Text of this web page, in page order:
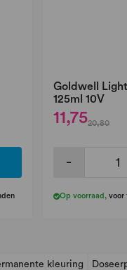
Goldwell
125ml 10V
11,7520,80
-
Op voorraad ,voor
kleuring